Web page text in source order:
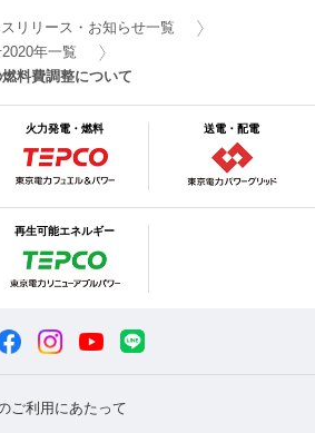
リリース・お知らせ一覧
年一覧
料費調整について
火力発電・燃料 送電・配電
再生可能エネルギー
ご利用にあたって